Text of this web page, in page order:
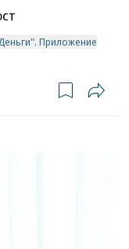
Приложение